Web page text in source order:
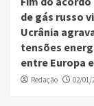
de gás russo
Ucrânia
tensões
entre Europa
Redação 02/01/